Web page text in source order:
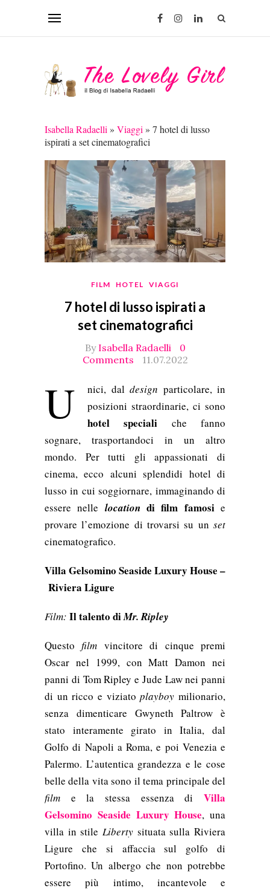
Isabella Radaelli » Viaggi » 7 hotel di lusso
ispirati a set cinematografici
FILM HOTEL VIAGGI
7 hotel di lusso ispirati a
set cinematografici
By Isabella Radaelli
0
Comments
11.07.2022
U nici, dal design particolare, in
posizioni straordinarie, ci sono
hotel speciali che fanno
sognare, trasportandoci in un altro
mondo. Per tutti gli appassionati di
cinema, ecco alcuni splendidi hotel di
lusso in cui soggiornare, immaginando di
essere nelle locationdi film famosie
provare l’emozione di trovarsi su un set
cinematografico.
Villa Gelsomino Seaside Luxury House –
Riviera Ligure
Film: Il talento diMr. Ripley
Questofilm vincitore di cinque premi
Oscar nel 1999, conMatt Damonnei
panni di Tom Ripley e Jude Lawnei panni
di un ricco e viziatoplayboy milionario,
senza dimenticare Gwyneth Paltrow è
stato interamente girato in Italia, dal
Golfo di Napoli a Roma, e poi Venezia e
Palermo. L’autentica grandezza e le cose
belle della vita sono il tema principale del
film e la stessa essenza di Villa
Gelsomino Seaside Luxury House, una
villa in stile Liberty situata sulla Riviera
Ligure che si affaccia sul golfo di
Portofino. Un albergo che non potrebbe
essere più intimo, incantevole e